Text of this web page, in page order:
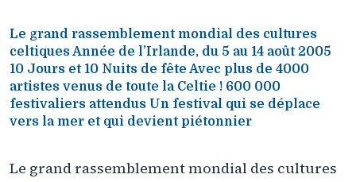
Le grand rassemblement mondial des cultures
celtiques Année de l’Irlande, du 5 au 14 août 2005
10 Jours et 10 Nuits de fête Avec plus de 4000
artistes venus de toute la Celtie ! 600 000
festivaliers attendus Un festival qui se déplace
vers la mer et qui devient piétonnier
Le grand rassemblement mondial des cultures